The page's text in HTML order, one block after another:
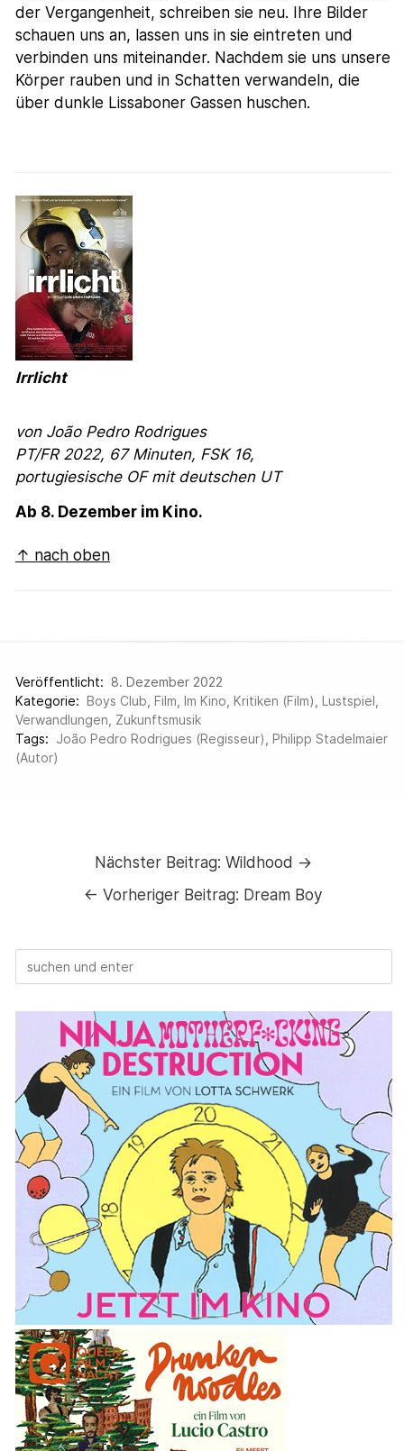
der Vergangenheit, schreiben sie neu. Ihre Bilder
schauen uns an, lassen uns in sie eintreten und
verbinden uns miteinander. Nachdem sie uns unsere
Körper rauben und in Schatten verwandeln, die
über dunkle Lissaboner Gassen huschen.
Irrlicht
von João Pedro Rodrigues
PT/FR 2022, 67 Minuten, FSK 16,
portugiesische OF mit deutschen UT
Ab 8. Dezember im Kino.
↑ nach oben
Veröffentlicht: 8. Dezember 2022
Kategorie:
Boys Club, Film, Im Kino, Kritiken (Film), Lustspiel ,
Verwandlungen, Zukunftsmusik
Tags: João Pedro Rodrigues (Regisseur), Philipp Stadelmaier
(Autor)
Nächster Beitrag:Wildhood →
←Vorheriger Beitrag: Dream Boy